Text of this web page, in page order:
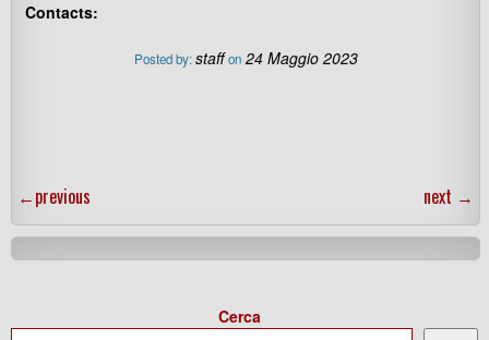
Contacts:
Posted by:staff on 24 Maggio 2023
←previous next →
Cerca